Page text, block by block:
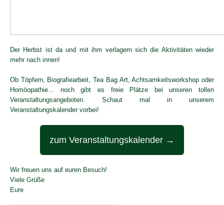
Der Herbst ist da und mit ihm verlagern sich die Aktivitäten wieder
mehr nach innen!
Ob Töpfern, Biografiearbeit, Tea Bag Art, Achtsamkeitsworkshop oder
Homöopathie... noch gibt es freie Plätze bei unseren tollen
Veranstaltungsangeboten. Schaut mal in unserem
Veranstaltungskalender vorbei!
zum Veranstaltungskalender →
Wir freuen uns auf euren Besuch!
Viele Grüße
Eure